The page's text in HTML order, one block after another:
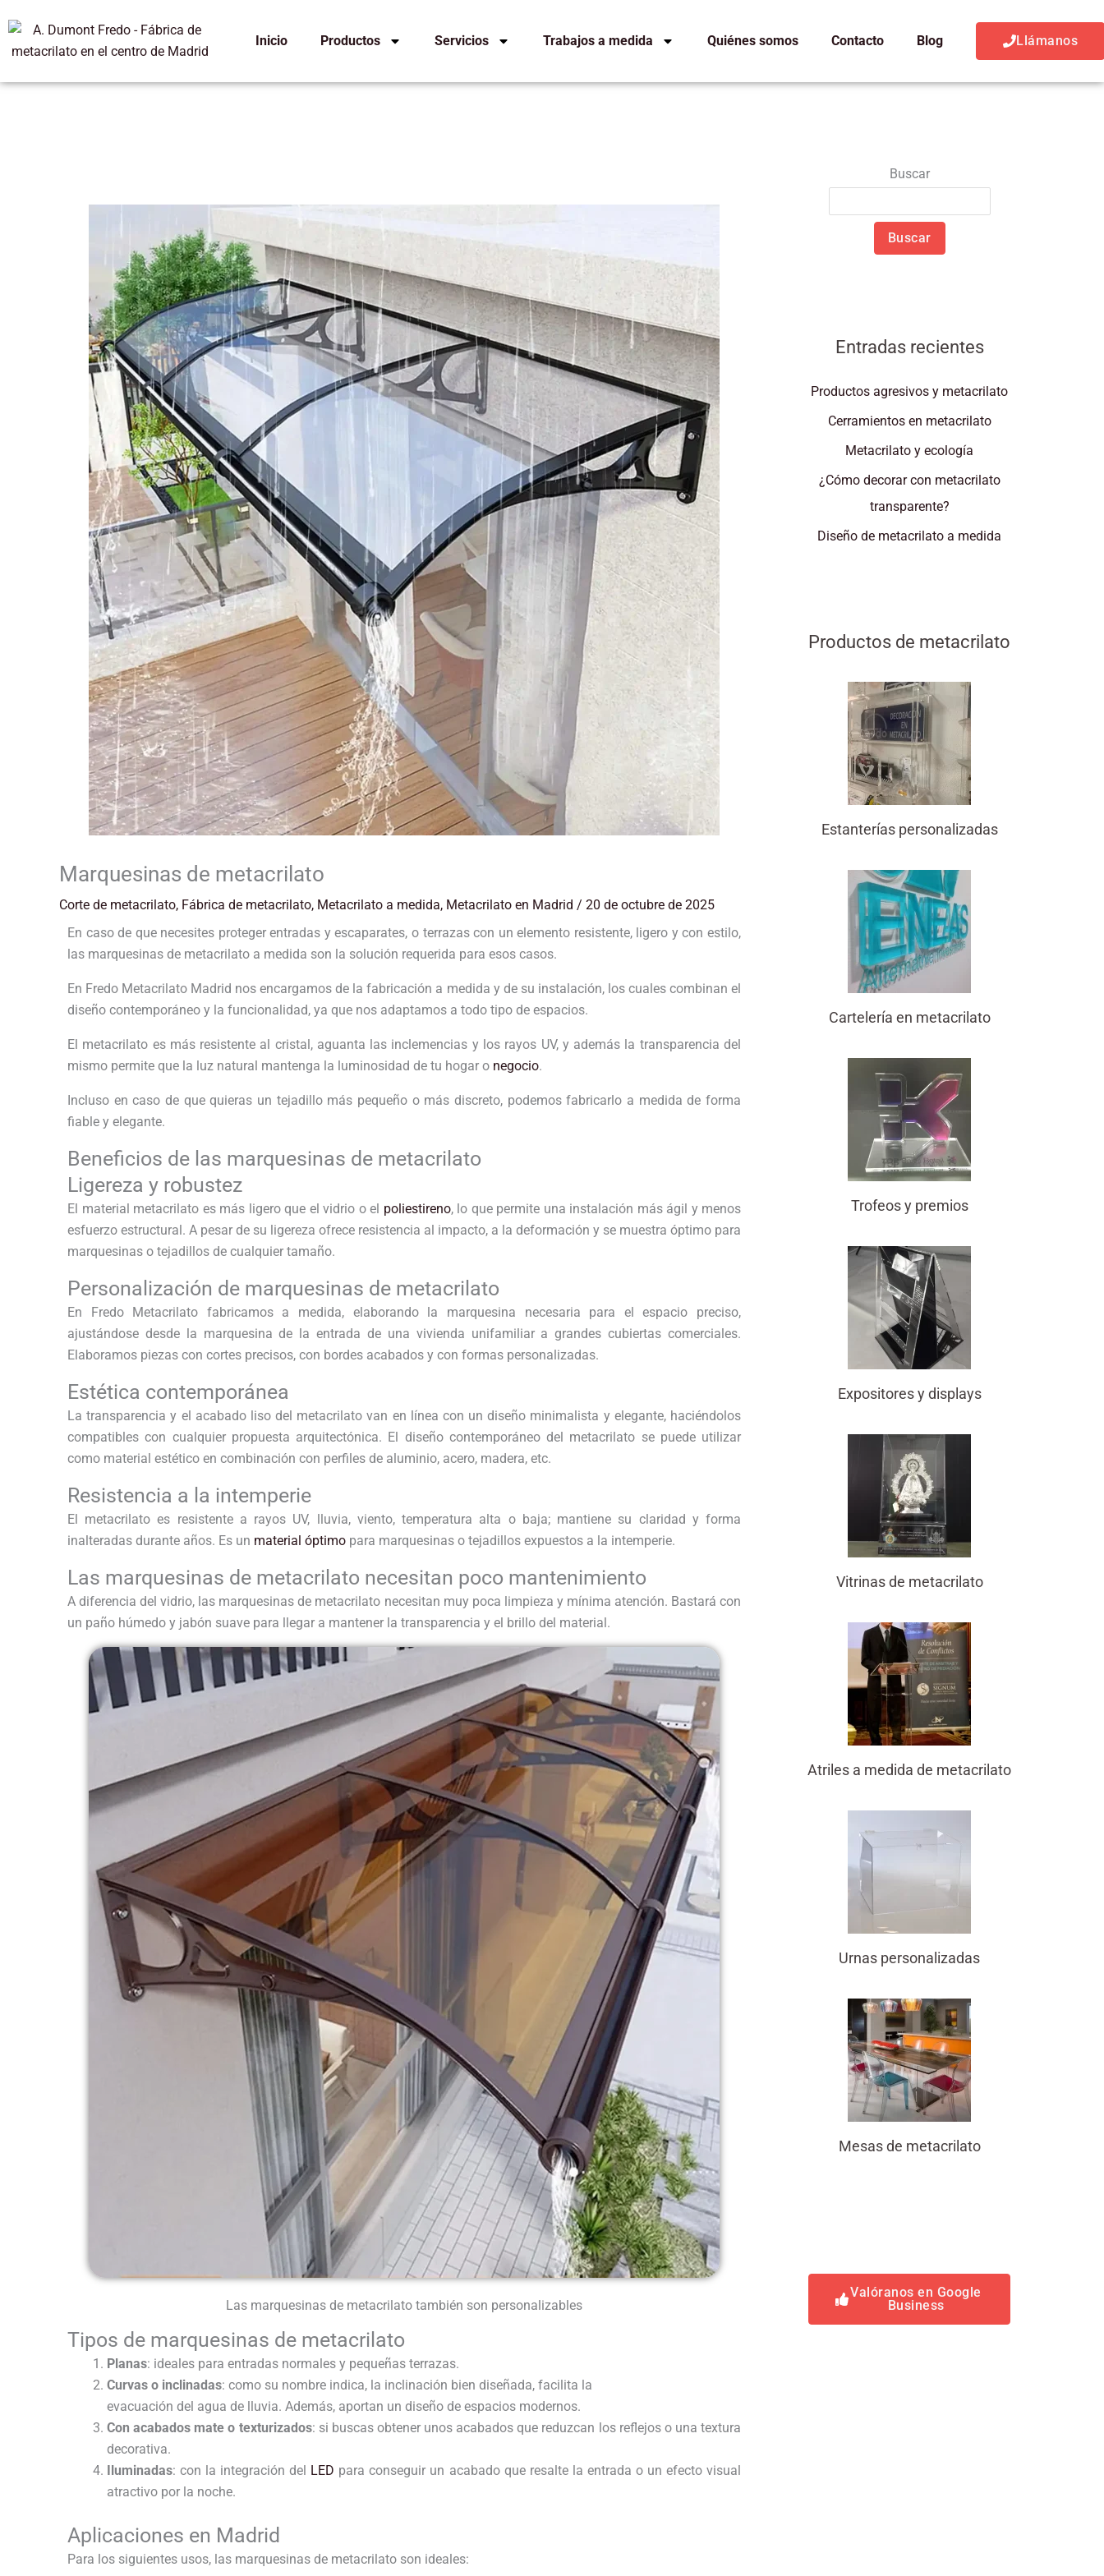
al
contenido
Inicio Productos Servicios Trabajos a medida Quiénes somos Contacto Blog Llámanos
Marquesinas de metacrilato
Corte de metacrilato, Fábrica de metacrilato, Metacrilato a medida, Metacrilato en Madrid / 20 de octubre de 2025
En caso de que necesites proteger entradas y escaparates, o terrazas con un elemento resistente, ligero y con estilo,
las marquesinas de metacrilato a medida son la solución requerida para esos casos.
En Fredo Metacrilato Madrid nos encargamos de la fabricación a medida y de su instalación, los cuales combinan el
diseño contemporáneo y la funcionalidad, ya que nos adaptamos a todo tipo de espacios.
El metacrilato es más resistente al cristal, aguanta las inclemencias y los rayos UV, y además la transparencia del
mismo permite que la luz natural mantenga la luminosidad de tu hogar o negocio.
Incluso en caso de que quieras un tejadillo más pequeño o más discreto, podemos fabricarlo a medida de forma
fiable y elegante.
Beneficios de las marquesinas de metacrilato
Ligereza y robustez
El material metacrilato es más ligero que el vidrio o el poliestireno, lo que permite una instalación más ágil y menos
esfuerzo estructural. A pesar de su ligereza ofrece resistencia al impacto, a la deformación y se muestra óptimo para
marquesinas o tejadillos de cualquier tamaño.
Personalización de marquesinas de metacrilato
En Fredo Metacrilato fabricamos a medida, elaborando la marquesina necesaria para el espacio preciso,
ajustándose desde la marquesina de la entrada de una vivienda unifamiliar a grandes cubiertas comerciales.
Elaboramos piezas con cortes precisos, con bordes acabados y con formas personalizadas.
Estética contemporánea
La transparencia y el acabado liso del metacrilato van en línea con un diseño minimalista y elegante, haciéndolos
compatibles con cualquier propuesta arquitectónica. El diseño contemporáneo del metacrilato se puede utilizar
como material estético en combinación con perfiles de aluminio, acero, madera, etc.
Resistencia a la intemperie
El metacrilato es resistente a rayos UV, lluvia, viento, temperatura alta o baja; mantiene su claridad y forma
inalteradas durante años. Es un material óptimo para marquesinas o tejadillos expuestos a la intemperie.
Las marquesinas de metacrilato necesitan poco mantenimiento
A diferencia del vidrio, las marquesinas de metacrilato necesitan muy poca limpieza y mínima atención. Bastará con
un paño húmedo y jabón suave para llegar a mantener la transparencia y el brillo del material.
Las marquesinas de metacrilato también son personalizables
Tipos de marquesinas de metacrilato
Planas: ideales para entradas normales y pequeñas terrazas.
Curvas o inclinadas: como su nombre indica, la inclinación bien diseñada, facilita la
evacuación del agua de lluvia. Además, aportan un diseño de espacios modernos.
Con acabados mate o texturizados: si buscas obtener unos acabados que reduzcan los reflejos o una textura
decorativa.
Iluminadas: con la integración del LED para conseguir un acabado que resalte la entrada o un efecto visual
atractivo por la noche.
Aplicaciones en Madrid
Para los siguientes usos, las marquesinas de metacrilato son ideales:
Buscar
Buscar
Entradas recientes
Productos agresivos y metacrilato
Cerramientos en metacrilato
Metacrilato y ecología
¿Cómo decorar con metacrilato
transparente?
Diseño de metacrilato a medida
Productos de metacrilato
Estanterías personalizadas
Cartelería en metacrilato
Trofeos y premios
Expositores y displays
Vitrinas de metacrilato
Atriles a medida de metacrilato
Urnas personalizadas
Mesas de metacrilato
Valóranos en Google
Business